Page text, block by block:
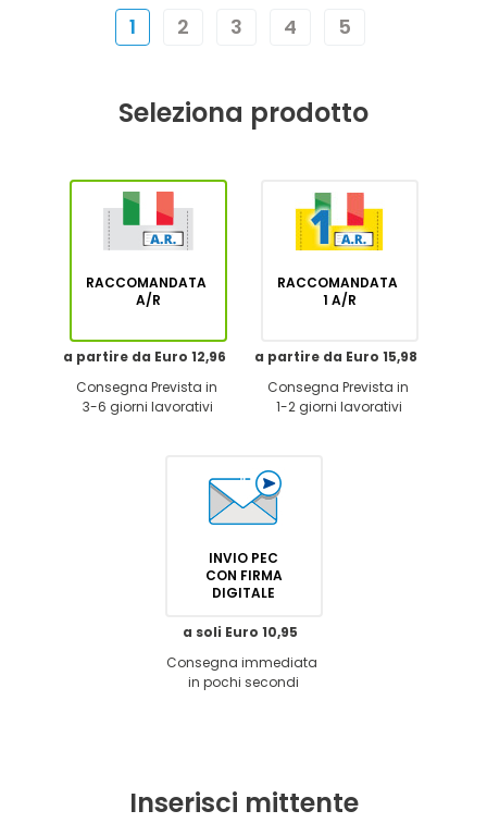
1 2 3 4 5
Seleziona prodotto
RACCOMANDATA
A/R
a partire da Euro 12,96
Consegna Prevista in
3-6 giorni lavorativi
RACCOMANDATA
1 A/R
a partire da Euro 15,98
Consegna Prevista in
1-2 giorni lavorativi
INVIO PEC
CON FIRMA
DIGITALE
a soli Euro 10,95
Consegna immediata
in pochi secondi
Inserisci mittente